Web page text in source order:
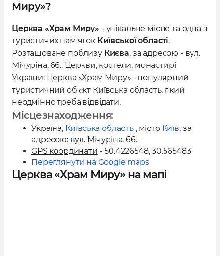
Миру»?
Церква «Храм Миру» - унікальне місце та одна з
туристичих пам'яток Київської області.
Розташоване поблизу Києва, за адресою - вул.
Мічуріна, 66.. Церкви, костели, монастирі
України: Церква «Храм Миру» - популярний
туристичний об'єкт Київська область, який
неодмінно треба відвідати.
Місцезнаходження:
Україна, Київська область , місто Київ, за
адресою: вул. Мічуріна, 66.
GPS координати - 50.4226548, 30.565483
Переглянути на Google maps
Церква «Храм Миру» на мапі